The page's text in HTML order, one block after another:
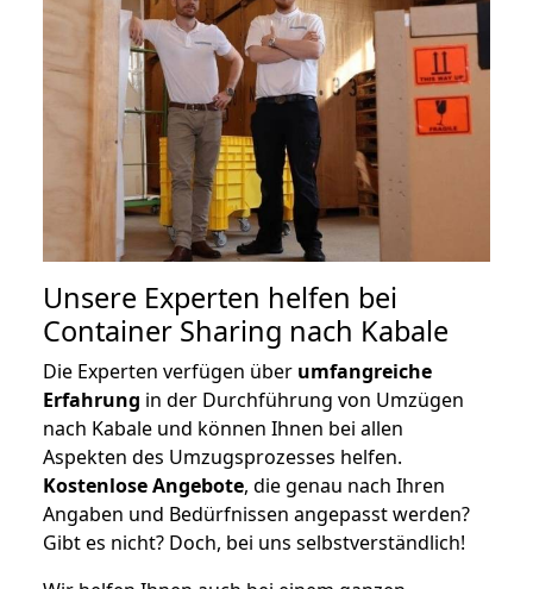
Unsere Experten helfen bei
Container Sharing nach Kabale
Die Experten verfügen über umfangreiche
Erfahrung in der Durchführung von Umzügen
nach Kabale und können Ihnen bei allen
Aspekten des Umzugsprozesses helfen.
Kostenlose Angebote, die genau nach Ihren
Angaben und Bedürfnissen angepasst werden?
Gibt es nicht? Doch, bei uns selbstverständlich!